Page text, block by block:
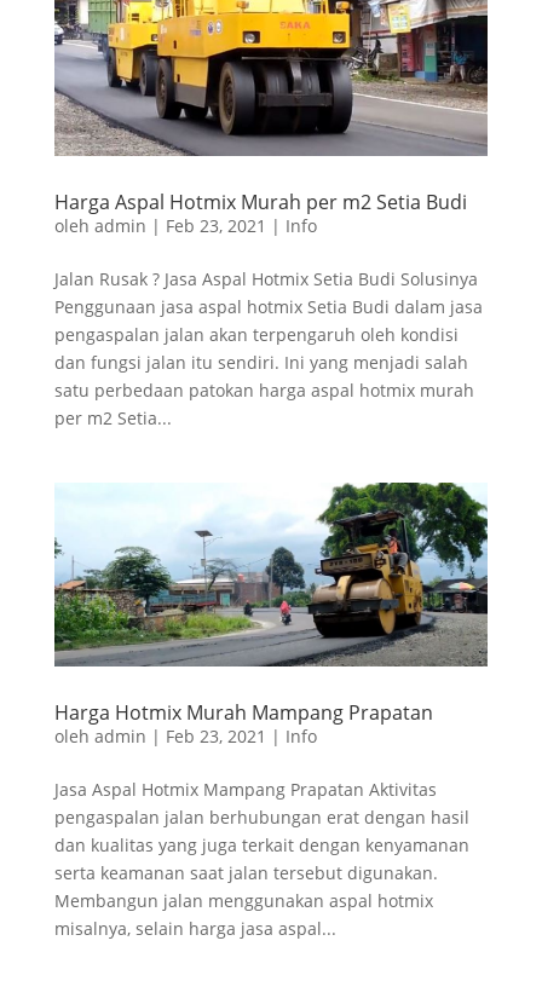
Harga Aspal Hotmix Murah per m2 Setia Budi
oleh admin | Feb 23, 2021 | Info
Jalan Rusak ? Jasa Aspal Hotmix Setia Budi Solusinya
Penggunaan jasa aspal hotmix Setia Budi dalam jasa
pengaspalan jalan akan terpengaruh oleh kondisi
dan fungsi jalan itu sendiri. Ini yang menjadi salah
satu perbedaan patokan harga aspal hotmix murah
per m2 Setia...
Harga Hotmix Murah Mampang Prapatan
oleh admin | Feb 23, 2021 | Info
Jasa Aspal Hotmix Mampang Prapatan Aktivitas
pengaspalan jalan berhubungan erat dengan hasil
dan kualitas yang juga terkait dengan kenyamanan
serta keamanan saat jalan tersebut digunakan.
Membangun jalan menggunakan aspal hotmix
misalnya, selain harga jasa aspal...